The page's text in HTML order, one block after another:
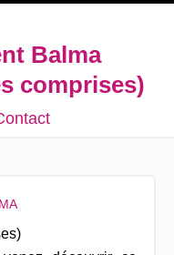
Balma
comprises)